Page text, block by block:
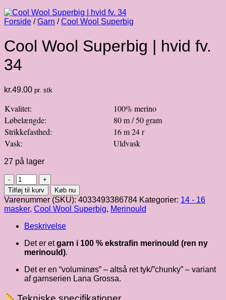
Forside / Garn / Cool Wool Superbig
Cool Wool Superbig | hvid fv.
34
kr.49.00 pr. stk
Kvalitet:
100% merino
Løbelængde:
80 m / 50 gram
Strikkefasthed:
16 m 24 r
Vask:
Uldvask
27 på lager
Cool
Wool
Superbig
|
hvid
fv.
34
antal
Tilføj til kurv Køb nu
Varenummer (SKU): 4033493386784 Kategorier: 14 - 16
masker, Cool Wool Superbig, Merinould
Beskrivelse
Det er etgarn i 100 % ekstrafin merinould (ren ny
merinould).
Det er en “voluminøs” – altså ret tyk/”chunky” – variant
af garnserien Lana Grossa.